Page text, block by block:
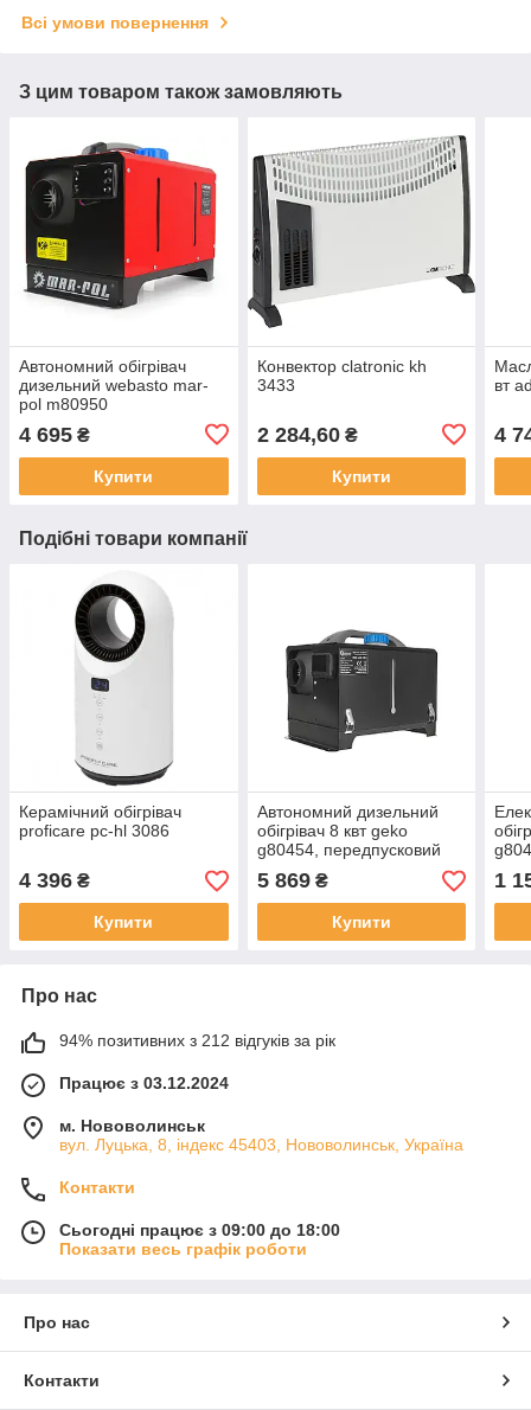
Всі умови повернення
З цим товаром також замовляють
Автономний обігрівач
дизельний webasto mar-
pol m80950
4 695 ₴
Купити
Конвектор clatronic kh
3433
2 284,60₴
Купити
вт
4
Подібні товари компанії
Керамічний обігрівач
proficare pc-hl 3086
4 396 ₴
Купити
Автономний дизельний
обігрівач 8 квт geko
g80454, передпусковий
обігрівач, автономний
обігрівач в авто
5 869₴
Купити
1
Про нас
94% позитивних з 212 відгуків за рік
Працює з 03.12.2024
м. Нововолинськ
вул. Луцька, 8, індекс 45403, Нововолинськ, Україна
Контакти
Сьогодні працює з 09:00 до 18:00
Показати весь графік роботи
Про нас
Контакти